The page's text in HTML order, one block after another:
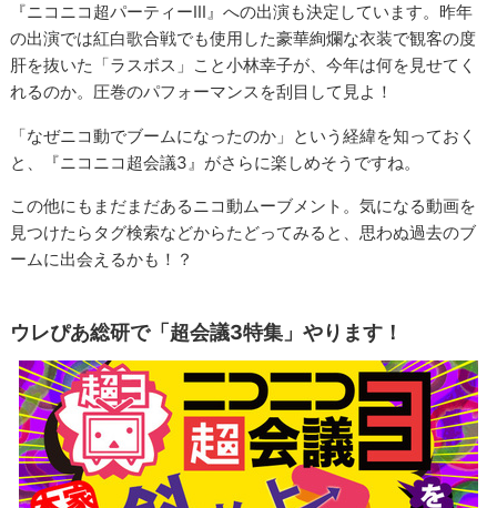
『ニコニコ超パーティーIII』への出演も決定しています。昨年
の出演では紅白歌合戦でも使用した豪華絢爛な衣装で観客の度
肝を抜いた「ラスボス」こと小林幸子が、今年は何を見せてく
れるのか。圧巻のパフォーマンスを刮目して見よ！
「なぜニコ動でブームになったのか」という経緯を知っておく
と、『ニコニコ超会議3』がさらに楽しめそうですね。
この他にもまだまだあるニコ動ムーブメント。気になる動画を
見つけたらタグ検索などからたどってみると、思わぬ過去のブ
ームに出会えるかも！？
ウレぴあ総研で「超会議3特集」やります！